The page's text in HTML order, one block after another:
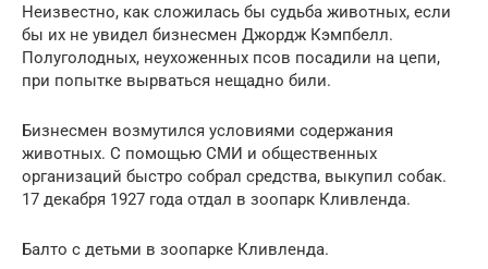
Неизвестно, как сложилась бы судьба животных, если
бы их не увидел бизнесмен Джордж Кэмпбелл.
Полуголодных, неухоженных псов посадили на цепи,
при попытке вырваться нещадно били.
Бизнесмен возмутился условиями содержания
животных. С помощью СМИ и общественных
организаций быстро собрал средства, выкупил собак.
17 декабря 1927 года отдал в зоопарк Кливленда.
Балто с детьми в зоопарке Кливленда.